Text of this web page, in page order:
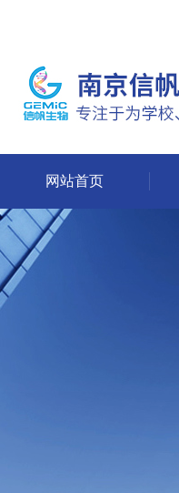
网站首页